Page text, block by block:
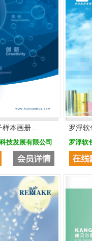
本画册...
技发展有限公司
罗浮软
罗浮软